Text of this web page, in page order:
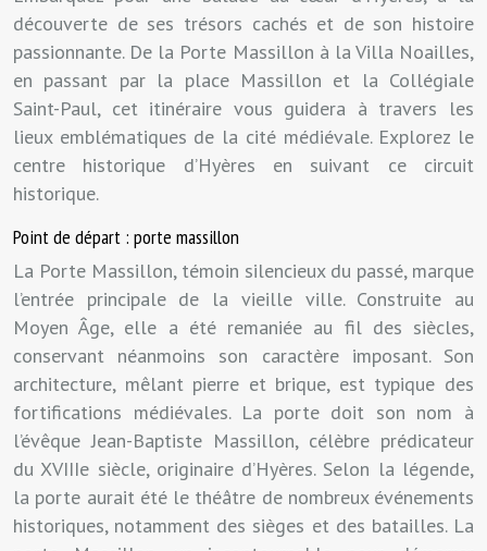
découverte de ses trésors cachés et de son histoire
passionnante. De la Porte Massillon à la Villa Noailles,
en passant par la place Massillon et la Collégiale
Saint-Paul, cet itinéraire vous guidera à travers les
lieux emblématiques de la cité médiévale. Explorez le
centre historique d’Hyères en suivant ce circuit
historique.
Point de départ : porte massillon
La Porte Massillon, témoin silencieux du passé, marque
l’entrée principale de la vieille ville. Construite au
Moyen Âge, elle a été remaniée au fil des siècles,
conservant néanmoins son caractère imposant. Son
architecture, mêlant pierre et brique, est typique des
fortifications médiévales. La porte doit son nom à
l’évêque Jean-Baptiste Massillon, célèbre prédicateur
du XVIIIe siècle, originaire d’Hyères. Selon la légende,
la porte aurait été le théâtre de nombreux événements
historiques, notamment des sièges et des batailles. La